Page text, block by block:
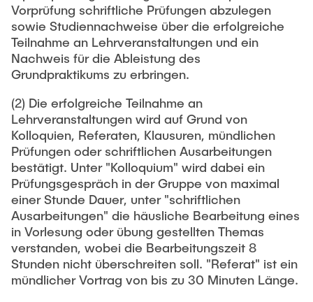
Vorprüfung schriftliche Prüfungen abzulegen
sowie Studiennachweise über die erfolgreiche
Teilnahme an Lehrveranstaltungen und ein
Nachweis für die Ableistung des
Grundpraktikums zu erbringen.
(2) Die erfolgreiche Teilnahme an
Lehrveranstaltungen wird auf Grund von
Kolloquien, Referaten, Klausuren, mündlichen
Prüfungen oder schriftlichen Ausarbeitungen
bestätigt. Unter "Kolloquium" wird dabei ein
Prüfungsgespräch in der Gruppe von maximal
einer Stunde Dauer, unter "schriftlichen
Ausarbeitungen" die häusliche Bearbeitung eines
in Vorlesung oder übung gestellten Themas
verstanden, wobei die Bearbeitungszeit 8
Stunden nicht überschreiten soll. "Referat" ist ein
mündlicher Vortrag von bis zu 30 Minuten Länge.